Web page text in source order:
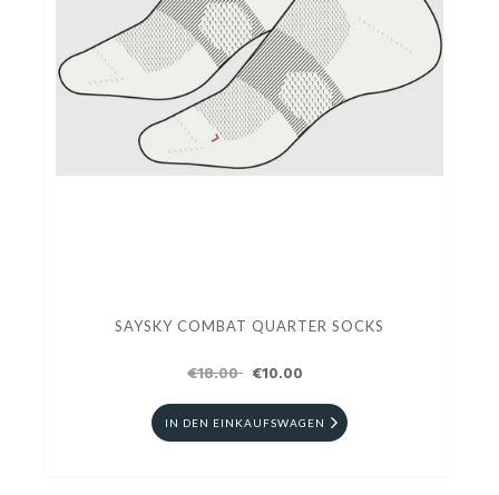
SAYSKY COMBAT QUARTER SOCKS
€18.00 €10.00
IN DEN EINKAUFSWAGEN